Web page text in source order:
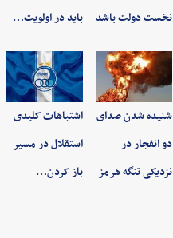
نخست دولت باشد
باید در اولویت…
شنیده شدن صدای
دو انفجار در
نزدیکی تنگه هرمز
اشتباهات کلیدی
استقلال در مسیر
باز کردن…